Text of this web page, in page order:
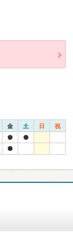
金 土 日 祝